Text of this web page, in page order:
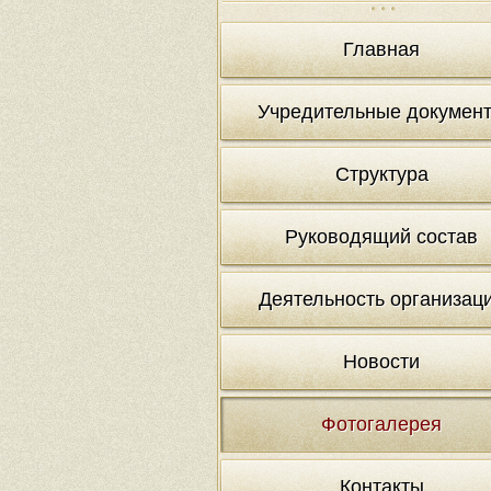
Главная
Учредительные
Структура
Руководящий состав
Деятельность
Новости
Фотогалерея
Контакты